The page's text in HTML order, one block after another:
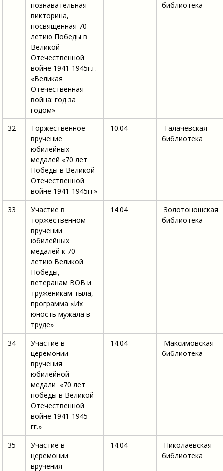
познавательная
викторина,
посвященная 70-
летию Победы в
Великой
Отечественной
войне 1941-1945г.г.
«Великая
Отечественная
война: год за
годом»
библиотека
32
Торжественное
вручение
юбилейных
медалей «70 лет
Победы в Великой
Отечественной
войне 1941-1945гг»
10.04
Талачевская
библиотека
33
Участие в
торжественном
вручении
юбилейных
медалей к 70 –
летию Великой
Победы,
ветеранам ВОВ и
труженикам тыла,
программа «Их
юность мужала в
труде»
14.04
Золотоношская
библиотека
34
Участие в
церемонии
вручения
юбилейной
медали «70 лет
победы в Великой
Отечественной
войне 1941-1945
гг.»
14.04
Максимовская
библиотека
35
Участие в
церемонии
вручения
14.04
Николаевская
библиотека